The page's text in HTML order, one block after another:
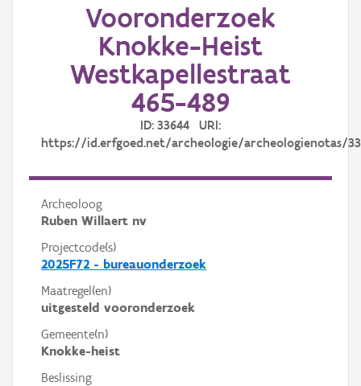
Vooronderzoek
Knokke-Heist
Westkapellestraat
465-489
ID: 33644 URI:
https://id.erfgoed.net/archeologie/archeologienotas/
Archeoloog
Ruben Willaert nv
Projectcode(s)
2025F72 - bureauonderzoek
Maatregel(en)
uitgesteld vooronderzoek
Gemeente(n)
Knokke-heist
Beslissing